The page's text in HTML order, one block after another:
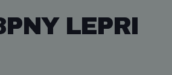
LEPRI